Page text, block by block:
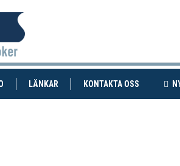
LÄNKAR KONTAKTA OSS (CURRENT)